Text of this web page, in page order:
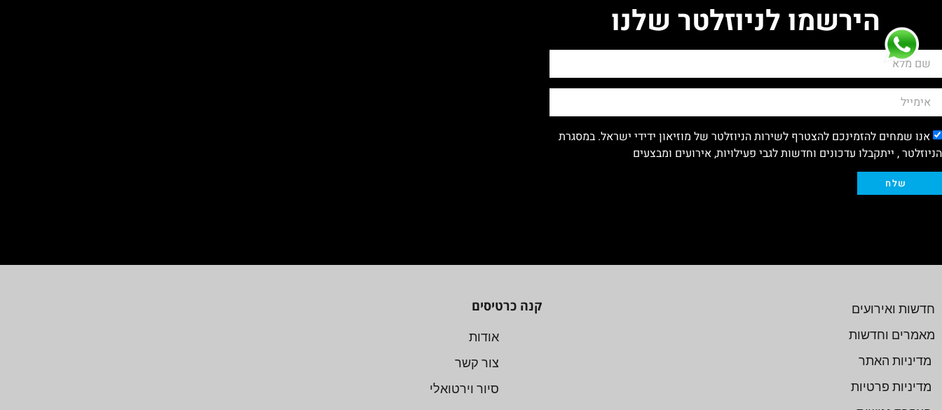
הירשמו לניוזלטר שלנו
אנו שמחים להזמינכם להצטרף לשירות הניוזלטר של מוזיאון ידידי ישראל. במסגרת
הניוזלטר , ייתקבלו עדכונים וחדשות לגבי פעילויות, אירועים ומבצעים
שלח
חדשות ואירועים
מאמרים וחדשות
מדיניות האתר
מדיניות פרטיות
קנה כרטיסים
אודות
צור קשר
סיור וירטואלי